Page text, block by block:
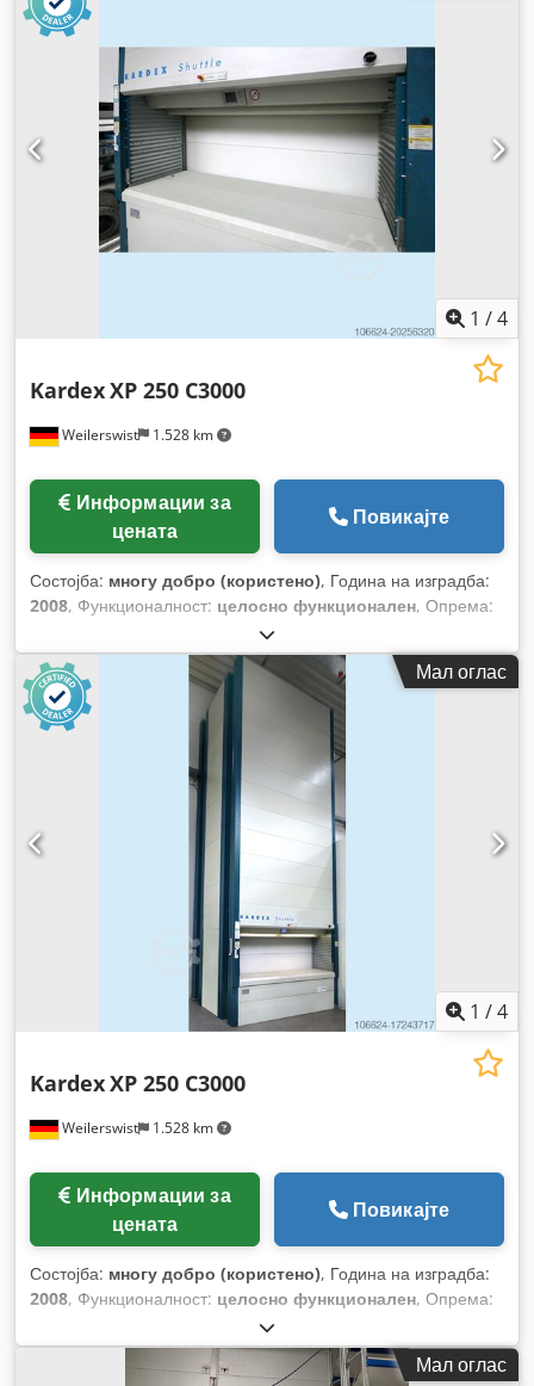
1 /4
Weilerswist 1.528 km
KardexXP 250 C3000
цената
Повикајте
Состојба: многу добро (користено), Година на изградба:
2008, Функционалност: целосно функционален, Опрема:
,
Мал оглас
1 /4
Weilerswist 1.528 km
KardexXP 250 C3000
цената
Повикајте
Состојба: многу добро (користено), Година на изградба:
2008, Функционалност: целосно функционален, Опрема:
,
Мал оглас